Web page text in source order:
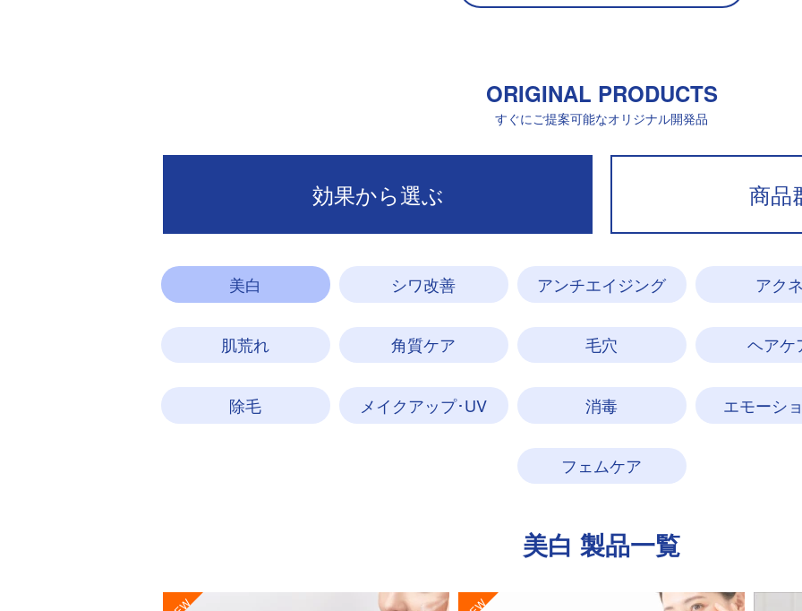
ORIGINAL PRODUCTS
すぐにご提案可能なオリジナル開発品
効果から選ぶ 商品
美白 シワ改善 アンチエイジング アクネ
肌荒れ 角質ケア 毛穴 ヘアケ
除毛 メイクアップ･UV 消毒 エモーシ
フェムケア
美白 製品一覧